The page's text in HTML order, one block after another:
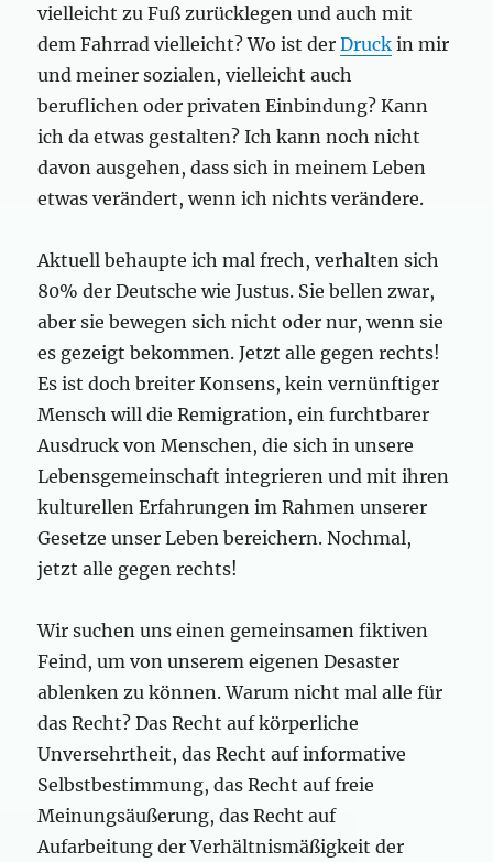
vielleicht zu Fuß zurücklegen und auch mit
dem Fahrrad vielleicht? Wo ist derDruck in mir
und meiner sozialen, vielleicht auch
beruflichen oder privaten Einbindung? Kann
ich da etwas gestalten? Ich kann noch nicht
davon ausgehen, dass sich in meinem Leben
etwas verändert, wenn ich nichts verändere.
Aktuell behaupte ich mal frech, verhalten sich
80% der Deutsche wie Justus. Sie bellen zwar,
aber sie bewegen sich nicht oder nur, wenn sie
es gezeigt bekommen. Jetzt alle gegen rechts!
Es ist doch breiter Konsens, kein vernünftiger
Mensch will die Remigration, ein furchtbarer
Ausdruck von Menschen, die sich in unsere
Lebensgemeinschaft integrieren und mit ihren
kulturellen Erfahrungen im Rahmen unserer
Gesetze unser Leben bereichern. Nochmal,
jetzt alle gegen rechts!
Wir suchen uns einen gemeinsamen fiktiven
Feind, um von unserem eigenen Desaster
ablenken zu können. Warum nicht mal alle für
das Recht? Das Recht auf körperliche
Unversehrtheit, das Recht auf informative
Selbstbestimmung, das Recht auf freie
Meinungsäußerung, das Recht auf
Aufarbeitung der Verhältnismäßigkeit der